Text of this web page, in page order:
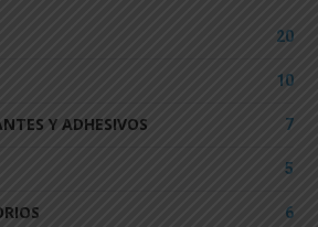
20
10
Y ADHESIVOS 7
5
6